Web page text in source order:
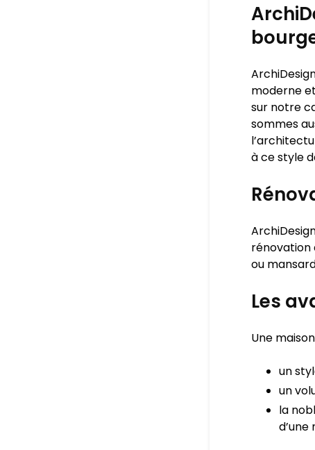
moderne
sur notre
sommes
à ce style
rénovation
ou
Les
Une
un
un
la